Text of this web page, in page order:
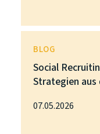
BLOG
Social
Strategien
07.05.2026